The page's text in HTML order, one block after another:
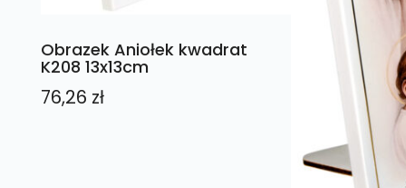
Obrazek Aniołek kwadrat
K208 13x13cm
76,26 zł